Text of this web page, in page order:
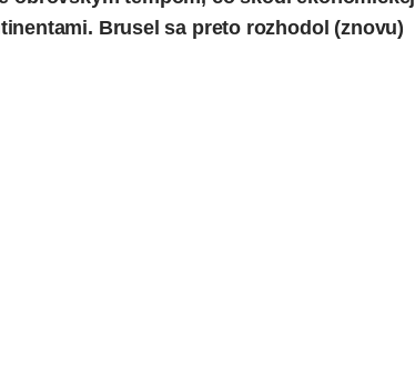
Brusel sa preto rozhodol (znovu)